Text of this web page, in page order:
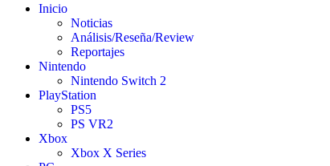
Inicio
Noticias
Análisis/Reseña/Review
Reportajes
Nintendo
Nintendo Switch 2
PlayStation
PS5
PS VR2
Xbox
Xbox X Series